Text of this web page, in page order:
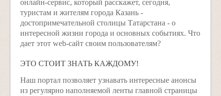
онлайн-сервис, который расскажет, сегодня,
туристам и жителям города Казань -
достопримечательной столицы Татарстана - о
интересной жизни города и основных событиях. Что
дает этот web-сайт своим пользователям?
ЭТО СТОИТ ЗНАТЬ КАЖДОМУ!
Наш портал позволяет узнавать интересные анонсы
из регулярно наполняемой ленты главной страницы